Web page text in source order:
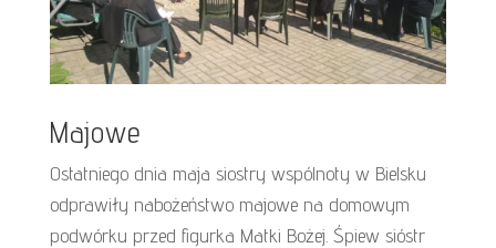
Majowe
Ostatniego dnia maja siostry wspólnoty w Bielsku
odprawiły nabożeństwo majowe na domowym
podwórku przed figurka Matki Bożej. Śpiew sióstr